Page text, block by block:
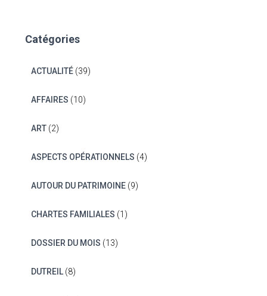
Catégories
ACTUALITÉ(39)
AFFAIRES (10)
ART(2)
ASPECTS OPÉRATIONNELS (4)
AUTOUR DU PATRIMOINE(9)
CHARTES FAMILIALES (1)
DOSSIER DU MOIS (13)
DUTREIL(8)